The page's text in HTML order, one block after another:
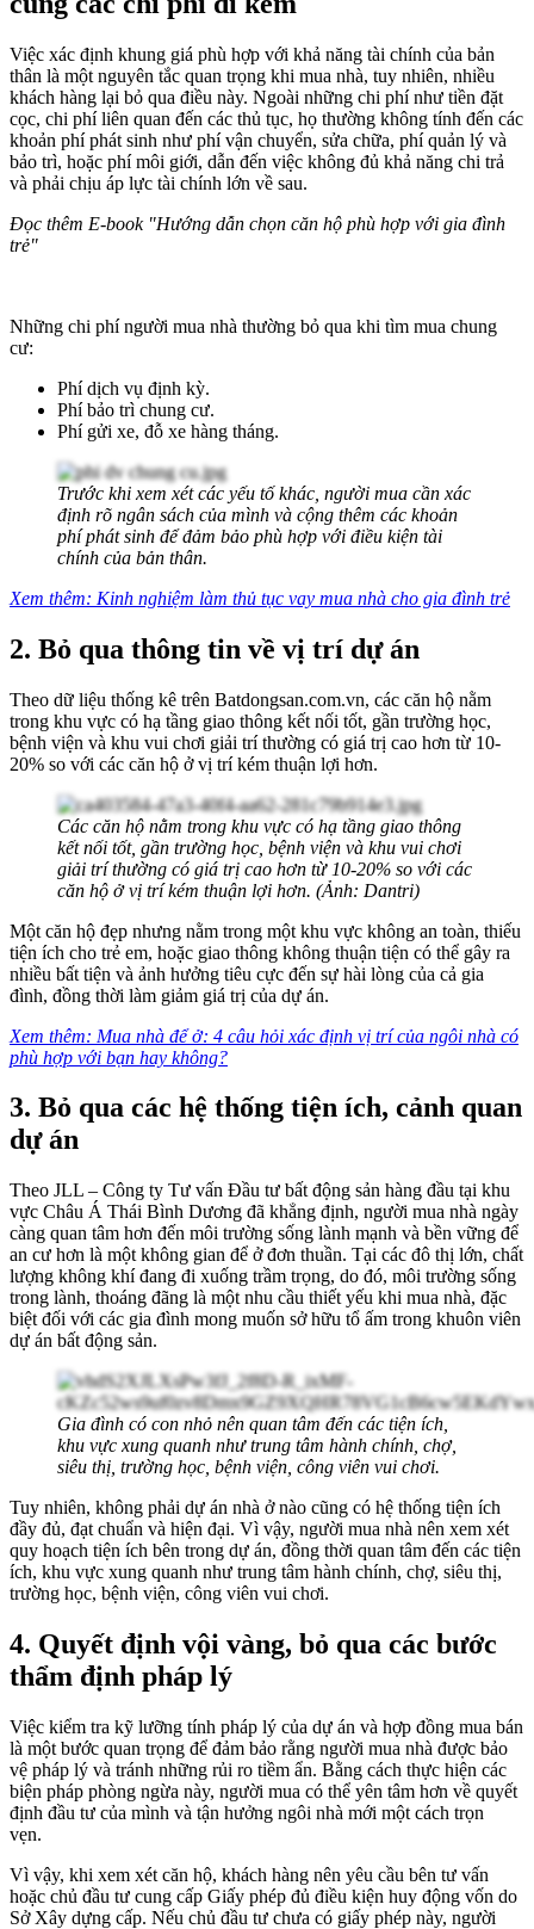
Việc xác định khung giá phù hợp với khả năng tài chính của bản
thân là một nguyên tắc quan trọng khi mua nhà, tuy nhiên, nhiều
khách hàng lại bỏ qua điều này. Ngoài những chi phí như tiền đặt
cọc, chi phí liên quan đến các thủ tục, họ thường không tính đến các
khoản phí phát sinh như phí vận chuyển, sửa chữa, phí quản lý và
bảo trì, hoặc phí môi giới, dẫn đến việc không đủ khả năng chi trả
và phải chịu áp lực tài chính lớn về sau.
Đọc thêm E-book "Hướng dẫn chọn căn hộ phù hợp với gia đình
trẻ"
Những chi phí người mua nhà thường bỏ qua khi tìm mua chung
cư:
Phí dịch vụ định kỳ.
Phí bảo trì chung cư.
Phí gửi xe, đỗ xe hàng tháng.
Trước khi xem xét các yếu tố khác, người mua cần xác
định rõ ngân sách của mình và cộng thêm các khoản
phí phát sinh để đảm bảo phù hợp với điều kiện tài
chính của bản thân.
Xem thêm: Kinh nghiệm làm thủ tục vay mua nhà cho gia đình trẻ
2. Bỏ qua thông tin về vị trí dự án
Theo dữ liệu thống kê trên Batdongsan.com.vn, các căn hộ nằm
trong khu vực có hạ tầng giao thông kết nối tốt, gần trường học,
bệnh viện và khu vui chơi giải trí thường có giá trị cao hơn từ 10-
20% so với các căn hộ ở vị trí kém thuận lợi hơn.
Các căn hộ nằm trong khu vực có hạ tầng giao thông
kết nối tốt, gần trường học, bệnh viện và khu vui chơi
giải trí thường có giá trị cao hơn từ 10-20% so với các
căn hộ ở vị trí kém thuận lợi hơn. (Ảnh: Dantri)
Một căn hộ đẹp nhưng nằm trong một khu vực không an toàn, thiếu
tiện ích cho trẻ em, hoặc giao thông không thuận tiện có thể gây ra
nhiều bất tiện và ảnh hưởng tiêu cực đến sự hài lòng của cả gia
đình, đồng thời làm giảm giá trị của dự án.
Xem thêm: Mua nhà để ở: 4 câu hỏi xác định vị trí của ngôi nhà có
phù hợp với bạn hay không?
3. Bỏ qua các hệ thống tiện ích, cảnh quan
dự án
Theo JLL – Công ty Tư vấn Đầu tư bất động sản hàng đầu tại khu
vực Châu Á Thái Bình Dương đã khẳng định, người mua nhà ngày
càng quan tâm hơn đến môi trường sống lành mạnh và bền vững để
an cư hơn là một không gian để ở đơn thuần. Tại các đô thị lớn, chất
lượng không khí đang đi xuống trầm trọng, do đó, môi trường sống
trong lành, thoáng đãng là một nhu cầu thiết yếu khi mua nhà, đặc
biệt đối với các gia đình mong muốn sở hữu tổ ấm trong khuôn viên
dự án bất động sản.
Gia đình có con nhỏ nên quan tâm đến các tiện ích,
khu vực xung quanh như trung tâm hành chính, chợ,
siêu thị, trường học, bệnh viện, công viên vui chơi.
Tuy nhiên, không phải dự án nhà ở nào cũng có hệ thống tiện ích
đầy đủ, đạt chuẩn và hiện đại. Vì vậy, người mua nhà nên xem xét
quy hoạch tiện ích bên trong dự án, đồng thời quan tâm đến các tiện
ích, khu vực xung quanh như trung tâm hành chính, chợ, siêu thị,
trường học, bệnh viện, công viên vui chơi.
4. Quyết định vội vàng, bỏ qua các bước
thẩm định pháp lý
Việc kiểm tra kỹ lưỡng tính pháp lý của dự án và hợp đồng mua bán
là một bước quan trọng để đảm bảo rằng người mua nhà được bảo
vệ pháp lý và tránh những rủi ro tiềm ẩn. Bằng cách thực hiện các
biện pháp phòng ngừa này, người mua có thể yên tâm hơn về quyết
định đầu tư của mình và tận hưởng ngôi nhà mới một cách trọn
vẹn.
Vì vậy, khi xem xét căn hộ, khách hàng nên yêu cầu bên tư vấn
hoặc chủ đầu tư cung cấp Giấy phép đủ điều kiện huy động vốn do
Sở Xây dựng cấp. Nếu chủ đầu tư chưa có giấy phép này, người